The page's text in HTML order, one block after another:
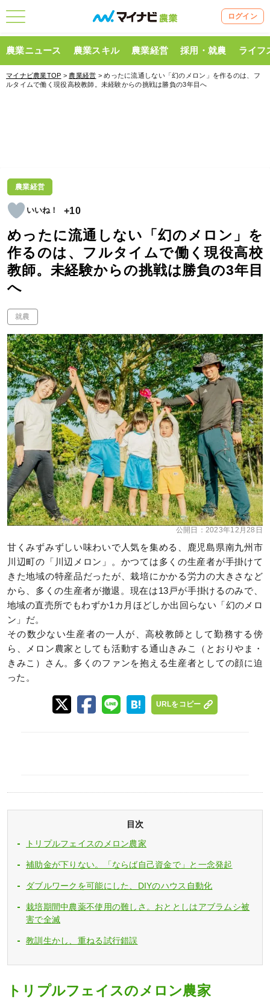
ログイン
農業ニュース 農業スキル 農業経営 採用・就農 ライフ
マイナビ農業TOP > 農業経営 > めったに流通しない「幻のメロン」を作るのは、フ
ルタイムで働く現役高校教師。未経験からの挑戦は勝負の3年目へ
農業経営
+10
めったに流通しない「幻のメロン」を
作るのは、フルタイムで働く現役高校
教師。未経験からの挑戦は勝負の3年目
へ
就農
公開日： 2023年12月28日
甘くみずみずしい味わいで人気を集める、鹿児島県南九州市
川辺町の「川辺メロン」。かつては多くの生産者が手掛けて
きた地域の特産品だったが、栽培にかかる労力の大きさなど
から、多くの生産者が撤退。現在は13戸が手掛けるのみで、
地域の直売所でもわずか1カ月ほどしか出回らない「幻のメロ
ン」だ。
その数少ない生産者の一人が、高校教師として勤務する傍
ら、メロン農家としても活動する通山きみこ（とおりやま・
きみこ）さん。多くのファンを抱える生産者としての顔に迫
った。
URLをコピー
目次
トリプルフェイスのメロン農家
補助金が下りない。「ならば自己資金で」と一念発起
ダブルワークを可能にした、DIYのハウス自動化
栽培期間中農薬不使用の難しさ。おととしはアブラムシ被
害で全滅
教訓生かし、重ねる試行錯誤
トリプルフェイスのメロン農家